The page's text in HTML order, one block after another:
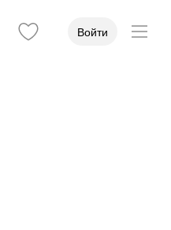
Войти